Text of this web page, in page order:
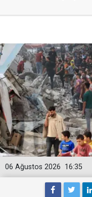
16:35
06 Ağustos 2026